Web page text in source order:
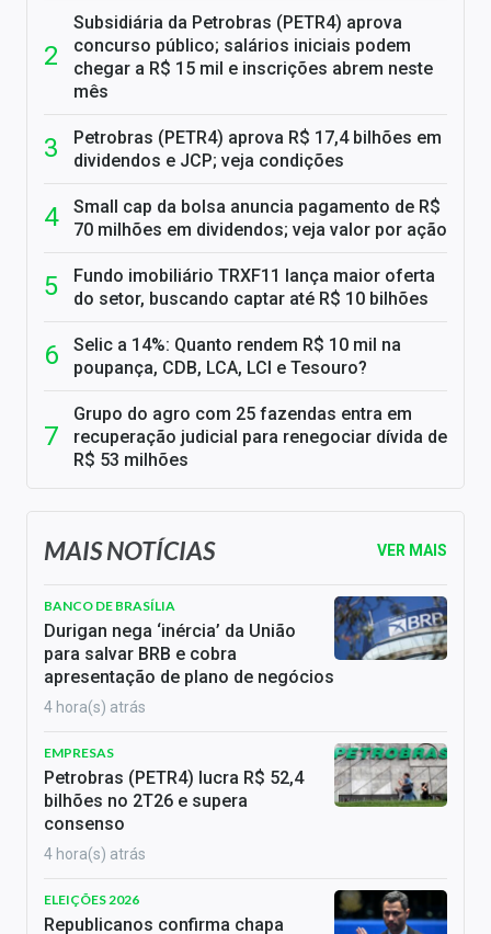
Subsidiária da Petrobras (PETR4) aprova
concurso público; salários iniciais podem
chegar a R$ 15 mil e inscrições abrem neste
mês
Petrobras (PETR4) aprova R$ 17,4 bilhões em
dividendos e JCP; veja condições
Small cap da bolsa anuncia pagamento de R$
70 milhões em dividendos; veja valor por ação
Fundo imobiliário TRXF11 lança maior oferta
do setor, buscando captar até R$ 10 bilhões
Selic a 14%: Quanto rendem R$ 10 mil na
poupança, CDB, LCA, LCI e Tesouro?
Grupo do agro com 25 fazendas entra em
recuperação judicial para renegociar dívida de
R$ 53 milhões
MAIS NOTÍCIAS VER MAIS
BANCO DE BRASÍLIA
Durigan nega ‘inércia’ da União
para salvar BRB e cobra
apresentação de plano de negócios
4 hora(s) atrás
EMPRESAS
Petrobras (PETR4) lucra R$ 52,4
bilhões no 2T26 e supera
consenso
4 hora(s) atrás
ELEIÇÕES 2026
Republicanos confirma chapa